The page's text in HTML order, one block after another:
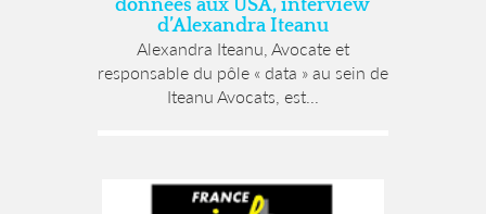
données aux USA, interview
d’Alexandra Iteanu
Alexandra Iteanu, Avocate et
responsable du pôle « data » au sein de
Iteanu Avocats, est...